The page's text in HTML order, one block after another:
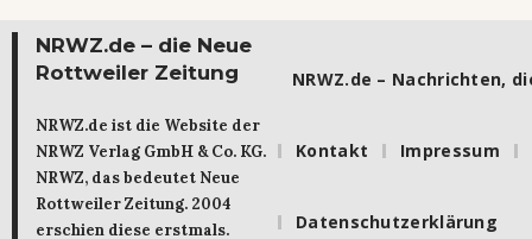
NRWZ.de – die Neue
Rottweiler Zeitung
NRWZ.de ist die Website der
NRWZ Verlag GmbH & Co. KG.
NRWZ, das bedeutet Neue
Rottweiler Zeitung. 2004
erschien diese erstmals.
NRWZ.de – Nachrichten,
Kontakt Impressum
Datenschutzerklärung